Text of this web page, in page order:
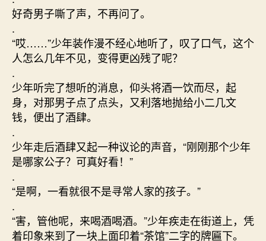
好奇男子嘶了声，不再问了。
.
“哎……”少年装作漫不经心地听了，叹了口气，这个
人怎么几年不见，变得更凶残了呢？
.
少年听完了想听的消息，仰头将酒一饮而尽，起
身，对那男子点了点头，又利落地抛给小二几文
钱，便出了酒肆。
.
少年走后酒肆又起一种议论的声音，“刚刚那个少年
是哪家公子？可真好看！”
.
“是啊，一看就很不是寻常人家的孩子。”
.
“害，管他呢，来喝酒喝酒。”少年疾走在街道上，凭
着印象来到了一块上面印着“茶馆”二字的牌匾下。